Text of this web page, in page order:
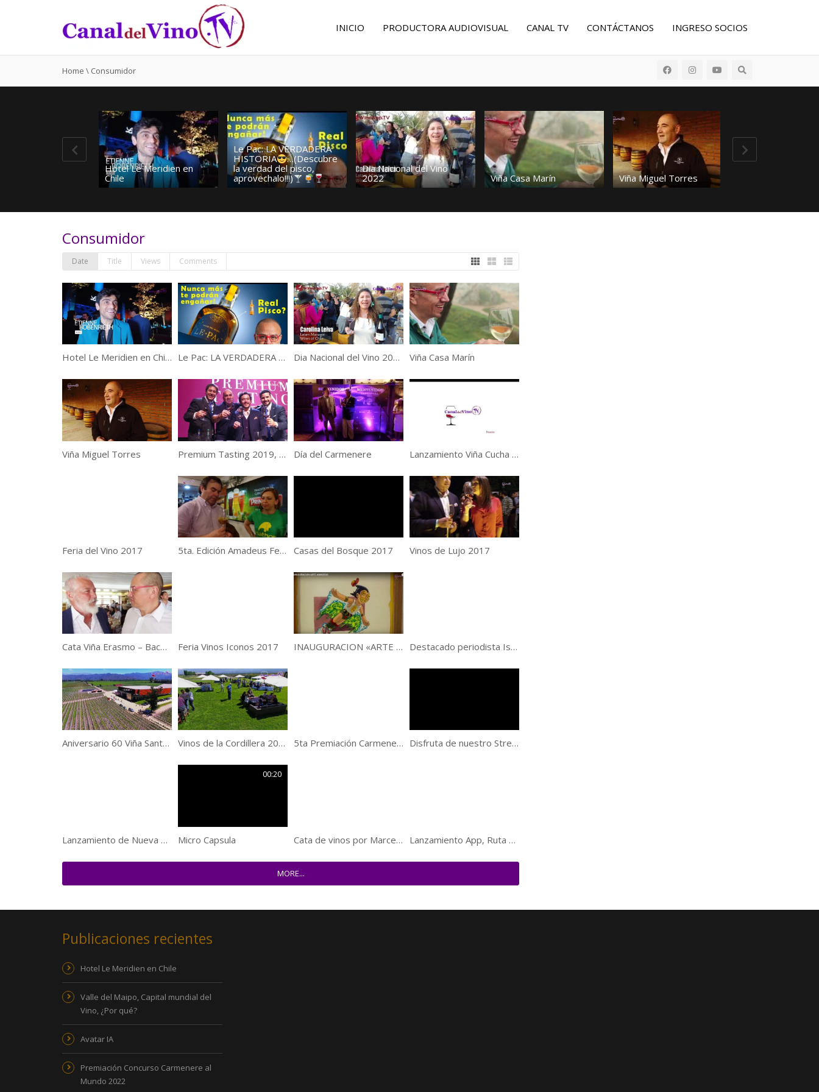
INICIO PRODUCTORA AUDIOVISUAL CANAL TV CONTÁCTANOS INGRESO SOCIOS
Home \ Consumidor
Hotel Le Meridien en
Chile
Le Pac: LA VERDADERA
HISTORIA
…(Descubre
la verdad del pisco,
aprovechalo!!!)
Dia Nacional del Vino
2022
Viña Casa Marín Viña Miguel Torres
Consumidor
Date Title Views Comments
Hotel Le Meridien en Chile Le Pac: LA VERDADERA HISTORIA …(Descubre la verdad del pisco, aprovechalo!!!)
Dia Nacional del Vino 2022 Viña Casa Marín
Viña Miguel Torres Premium Tasting 2019, Opinión de Patricio Tapia Día del Carmenere Lanzamiento Viña Cucha Cucha
Feria del Vino 2017 5ta. Edición Amadeus Fest Casas del Bosque 2017 Vinos de Lujo 2017
Cata Viña Erasmo – Baco Restaurant Feria Vinos Iconos 2017 INAUGURACION «ARTE AMADEUS» Destacado periodista Israelí presente en Vinos de la Cordillera
Aniversario 60 Viña Santa Ema Vinos de la Cordillera 2016 Mendoza 5ta Premiación Carmenere al mundo Disfruta de nuestro Streaming
Lanzamiento de Nueva Carta en Zanzibar
00:20
Micro Capsula Cata de vinos por Marcelo Copello en Restaurant Baco Lanzamiento App, Ruta de la Vid Chile
MORE...
Publicaciones recientes
Hotel Le Meridien en Chile
Valle del Maipo, Capital mundial del
Vino, ¿Por qué?
Avatar IA
Premiación Concurso Carmenere al
Mundo 2022